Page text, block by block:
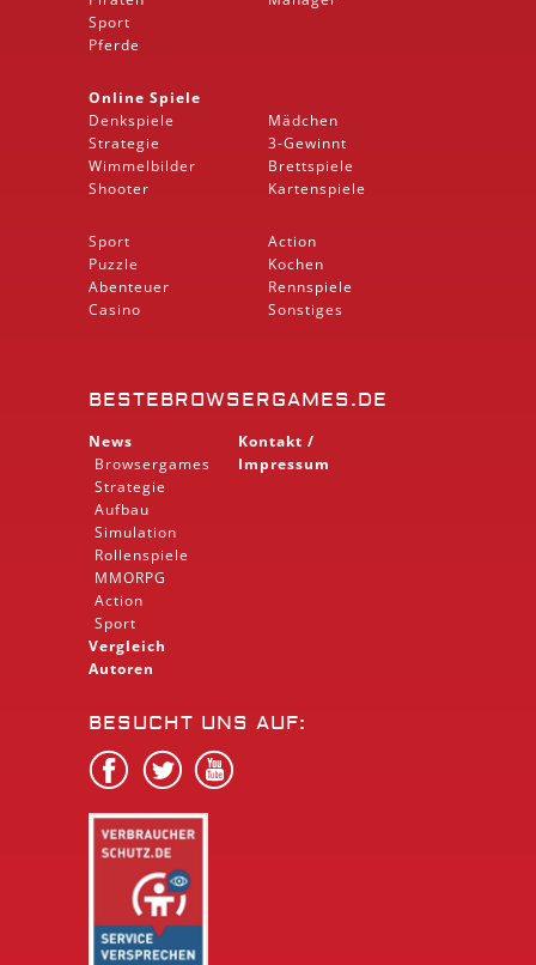
Sport
Pferde
Online Spiele
Denkspiele
Strategie
Wimmelbilder
Shooter
Mädchen
3-Gewinnt
Brettspiele
Kartenspiele
Sport
Puzzle
Abenteuer
Casino
Action
Kochen
Rennspiele
Sonstiges
BESTEBROWSERGAMES.DE
News
Browsergames
Strategie
Aufbau
Simulation
Rollenspiele
MMORPG
Action
Sport
Vergleich
Autoren
Kontakt /
Impressum
BESUCHT UNS AUF: